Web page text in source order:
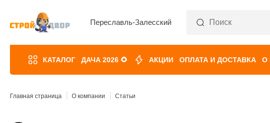
Переславль-Залесский
КАТАЛОГ ДАЧА 2026 🌻 АКЦИИ ОПЛАТА И ДОСТАВКА О
Главная страница О компании Статьи